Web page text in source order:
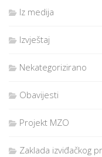
Iz medija
Izvještaj
Nekategorizirano
Obavijesti
Projekt MZO
Zaklada izviđačkog